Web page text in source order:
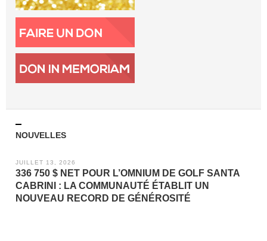
NOUVELLES
JUILLET 13, 2026
336 750 $ NET POUR L’OMNIUM DE GOLF SANTA
CABRINI : LA COMMUNAUTÉ ÉTABLIT UN
NOUVEAU RECORD DE GÉNÉROSITÉ